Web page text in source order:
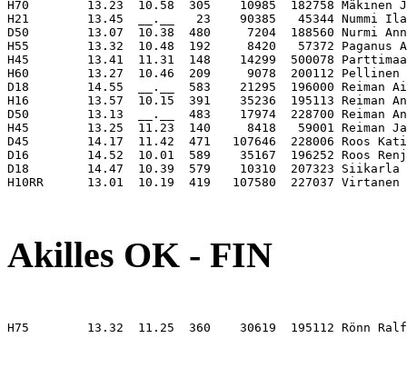
H70        13.23  10.58  305    10985  182758
H21        13.45  __.__   23    90385   45344
D50        13.07  10.38  480     7204  188560
H55        13.32  10.48  192     8420   57372
H45        13.41  11.31  148    14299  500078
H60        13.27  10.46  209     9078  200112
D18        14.55  __.__  583    21295  196000
H16        13.57  10.15  391    35236  195113
D50        13.13  __.__  483    17974  228700
H45        13.25  11.23  140     8418   59001
D45        14.17  11.42  471   107646  228006
D16        14.52  10.01  589    35167  196252
D18        14.47  10.39  579    10310  207323
H10RR      13.01  10.19  419   107580  227037
Akilles OK - FIN
H75        13.32  11.25  360    30619  195112